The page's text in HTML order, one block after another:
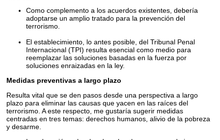
Como complemento a los acuerdos existentes, debería
adoptarse un amplio tratado para la prevención del
terrorismo.
El establecimiento, lo antes posible, del Tribunal Penal
Internacional (TPI) resulta esencial como medio para
reemplazar las soluciones basadas en la fuerza por
soluciones enraizadas en la ley.
Medidas preventivas a largo plazo
Resulta vital que se den pasos desde una perspectiva a largo
plazo para eliminar las causas que yacen en las raíces del
terrorismo. A este respecto, me gustaría sugerir medidas
centradas en tres temas: derechos humanos, alivio de la pobreza
y desarme.